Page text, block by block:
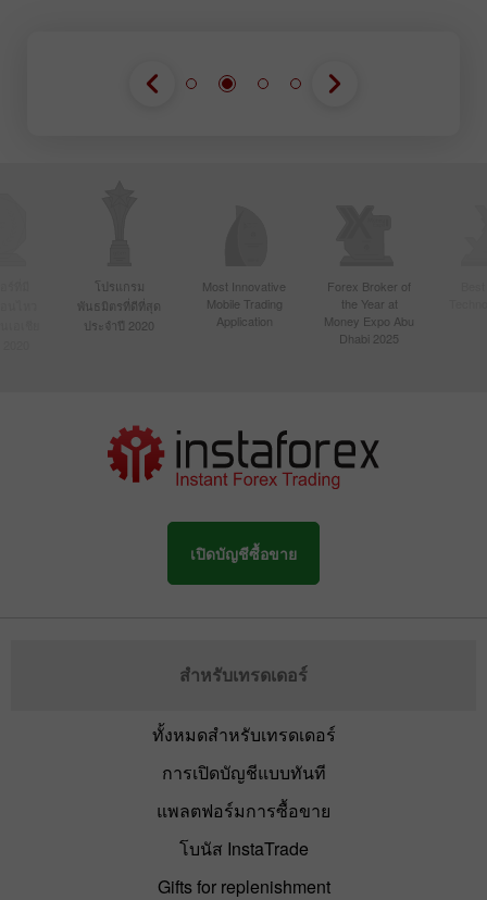
โปรแกรม
พันธมิตรที่ดีที่สุด
ประจำปี 2020
Most Innovative
Mobile Trading
Application
Forex Broker of
the Year at
Money Expo Abu
Dhabi 2025
เปิดบัญชีซื้อขาย
สำหรับเทรดเดอร์
ทั้งหมดสำหรับเทรดเดอร์
การเปิดบัญชีแบบทันที
แพลตฟอร์มการซื้อขาย
โบนัส InstaTrade
Gifts for replenishment